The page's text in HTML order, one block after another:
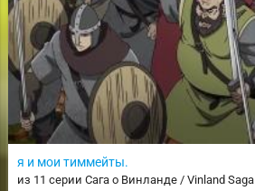
я и мои тиммейты.
из 11 серии Сага о Винланде / Vinland Saga